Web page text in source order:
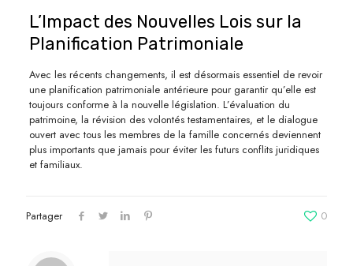
L’Impact des Nouvelles Lois sur la
Planification Patrimoniale
Avec les récents changements, il est désormais essentiel de revoir
une planification patrimoniale antérieure pour garantir qu’elle est
toujours conforme à la nouvelle législation. L’évaluation du
patrimoine, la révision des volontés testamentaires, et le dialogue
ouvert avec tous les membres de la famille concernés deviennent
plus importants que jamais pour éviter les futurs conflits juridiques
et familiaux.
Partager 0